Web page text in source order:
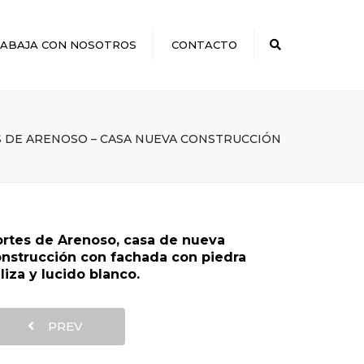
CON NOSOTROS CONTACTO
DE ARENOSO – CASA NUEVA CONSTRUCCIÓN
de Arenoso, casa de nueva
con fachada con piedra
y lucido blanco.
PREV